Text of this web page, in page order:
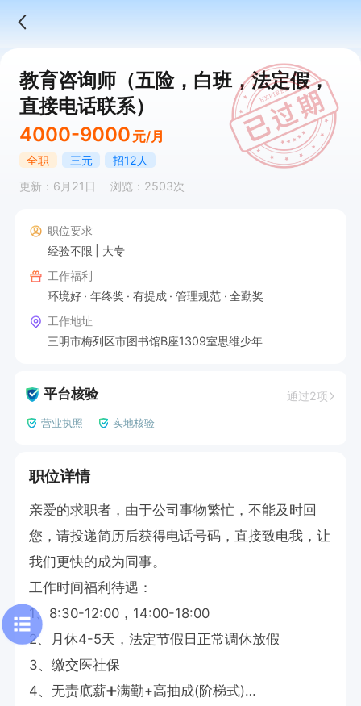
教育咨询师（五险，白班，法定假，
直接电话联系）
4000-9000 元/月
全职 三元
招12人
更新：6月21日
浏览：2503次
职位要求
经验不限
大专
工作福利
环境好
年终奖 有提成 管理规范
全勤奖
工作地址
三明市梅列区市图书馆B座1309室思维少年
平台核验 通过2项
营业执照 实地核验
职位详情
亲爱的求职者，由于公司事物繁忙，不能及时回
您，请投递简历后获得电话号码，直接致电我，让
我们更快的成为同事。
工作时间福利待遇：
1、8:30-12:00，14:00-18:00
2、月休4-5天，法定节假日正常调休放假
3、缴交医社保
4、无责底薪➕满勤+高抽成(阶梯式)